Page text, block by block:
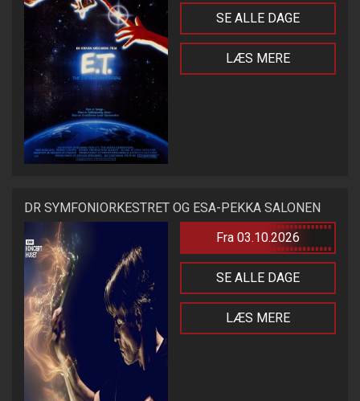
SE ALLE DAGE
LÆS MERE
DR SYMFONIORKESTRET OG ESA-PEKKA SALONEN
Fra 03.10.2026
SE ALLE DAGE
LÆS MERE